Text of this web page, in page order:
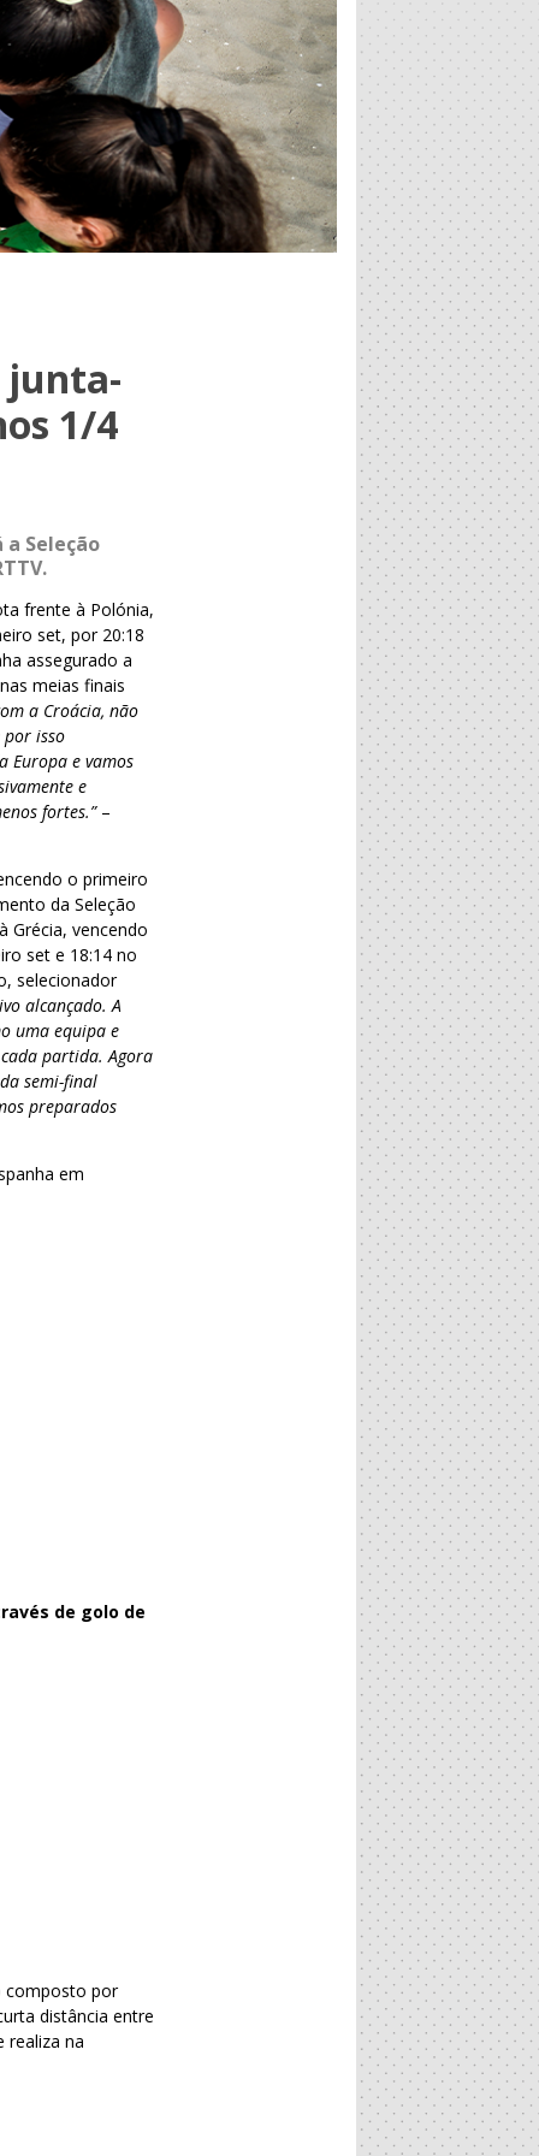
junta-
1/4
Seleção
frente à Polónia,
set, por 20:18
assegurado a
meias finais
a Croácia, não
por isso
Europa e vamos
e
fortes.”–
o primeiro
da Seleção
Grécia, vencendo
set e 18:14 no
selecionador
alcançado. A
uma equipa e
partida. Agora
semi-final
preparados
em
de golo de
composto por
distância entre
realiza na